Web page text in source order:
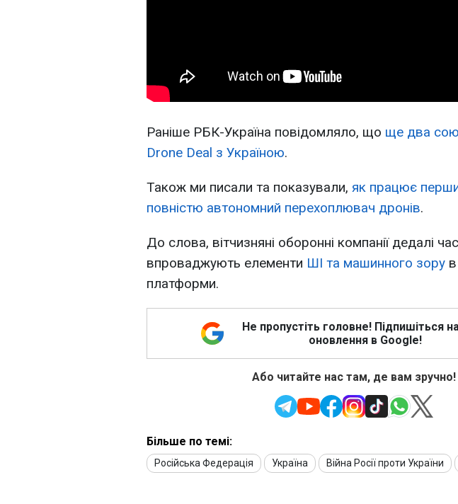
Раніше РБК-Україна повідомляло, що ще два
Drone Deal з Україною.
Також ми писали та показували, як працює
повністю автономний перехоплювач дронів.
До слова, вітчизняні оборонні компанії дедалі
впроваджують елементи ШІ та машинного зору
платформи.
Не пропустіть головне! Підпишіться
оновлення в Google!
Або читайте нас там, де вам зручно!
Більше по темі:
Російська Федерація Україна Війна Росії проти України